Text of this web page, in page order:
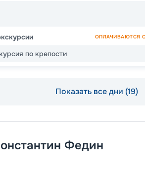
ОПЛАЧИВАЮТСЯ
по крепости
Показать все дни (19)
Федин